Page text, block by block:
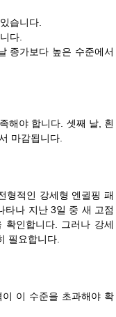
습니다.
다.
종가보다 높은 수준에서
해야 합니다. 셋째 날, 흰
마감됩니다.
형적인 강세형 엔귈핑 패
타나 지난 3일 중 새 고점
인합니다. 그러나 강세
필요합니다.
이 수준을 초과해야 확